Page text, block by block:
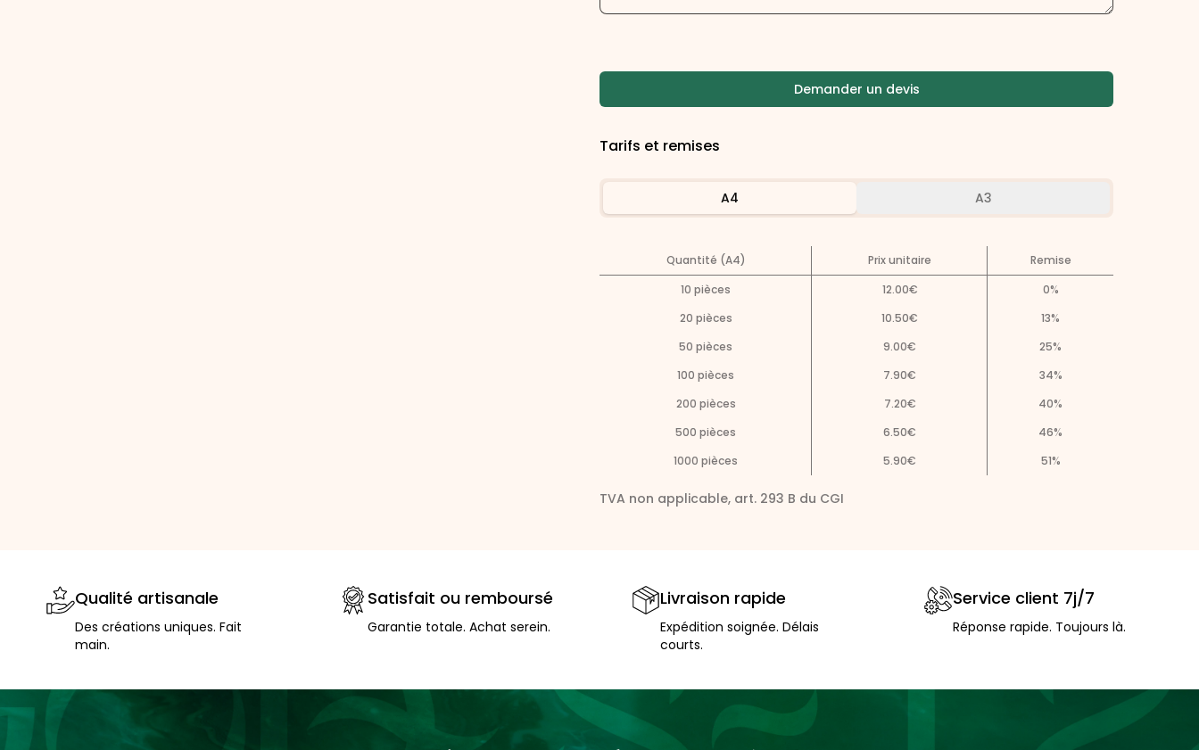
Demander un devis
Tarifs et remises
A4 A3
Quantité (A4) Prix unitaire
Remise
10 pièces 12.00€ 0%
20 pièces 10.50€ 13%
50 pièces 9.00€ 25%
100 pièces 7.90€ 34%
200 pièces 7.20€ 40%
500 pièces 6.50€ 46%
1000 pièces 5.90€ 51%
TVA non applicable, art. 293 B du CGI
Qualité artisanale
Des créations uniques. Fait
main.
Satisfait ou remboursé
Garantie totale. Achat serein.
Livraison rapide
Expédition soignée. Délais
courts.
Service client 7j/7
Réponse rapide. Toujours là.